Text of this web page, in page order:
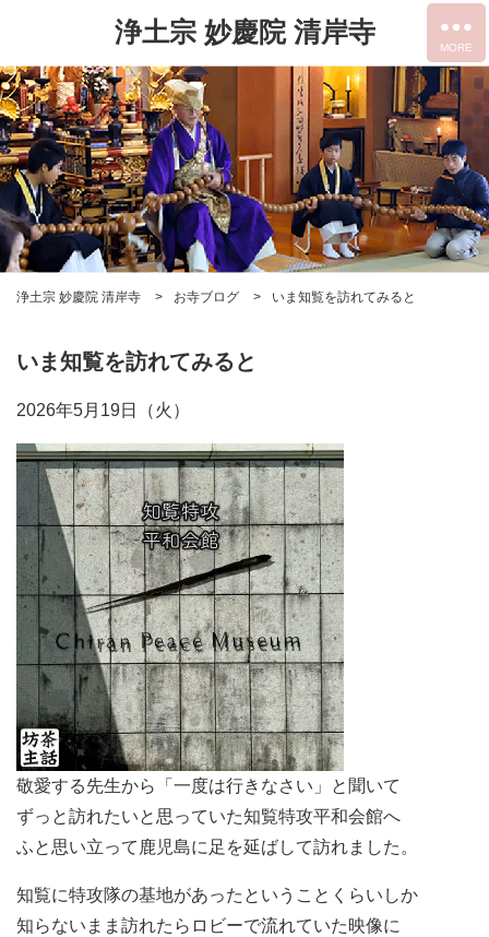
浄土宗 妙慶院 清岸寺
浄土宗 妙慶院 清岸寺 お寺ブログ いま知覧を訪れてみると
いま知覧を訪れてみると
2026年5月19日（火）
敬愛する先生から「一度は行きなさい」と聞いて
ずっと訪れたいと思っていた知覧特攻平和会館へ
ふと思い立って鹿児島に足を延ばして訪れました。
知覧に特攻隊の基地があったということくらいしか
知らないまま訪れたらロビーで流れていた映像に